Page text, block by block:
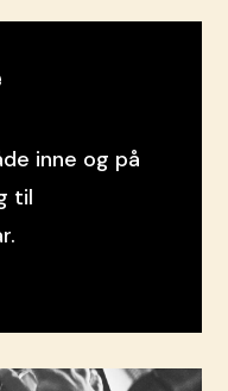
inne og på
til